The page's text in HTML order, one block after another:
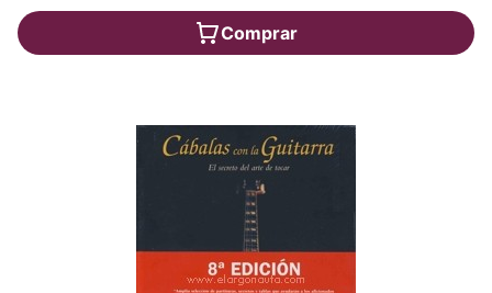
Comprar